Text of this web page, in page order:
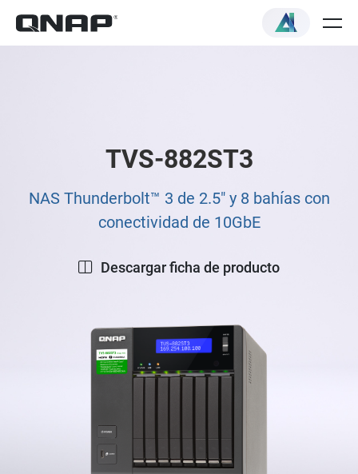
TVS-882ST3
NAS Thunderbolt™ 3 de 2.5" y 8 bahías con
conectividad de 10GbE
Descargar ficha de producto